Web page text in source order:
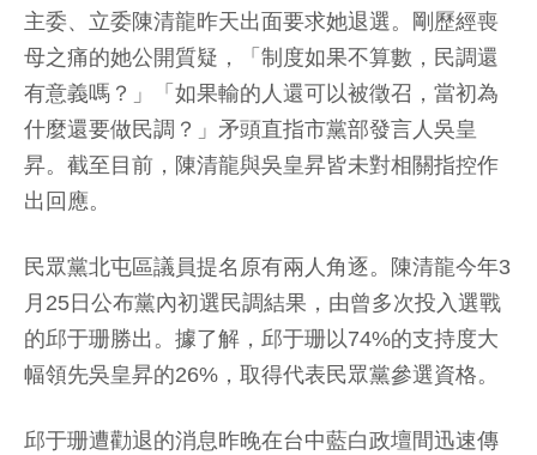
主委、立委陳清龍昨天出面要求她退選。剛歷經喪
母之痛的她公開質疑，「制度如果不算數，民調還
有意義嗎？」「如果輸的人還可以被徵召，當初為
什麼還要做民調？」矛頭直指市黨部發言人吳皇
昇。截至目前，陳清龍與吳皇昇皆未對相關指控作
出回應。
民眾黨北屯區議員提名原有兩人角逐。陳清龍今年3
月25日公布黨內初選民調結果，由曾多次投入選戰
的邱于珊勝出。據了解，邱于珊以74%的支持度大
幅領先吳皇昇的26%，取得代表民眾黨參選資格。
邱于珊遭勸退的消息昨晚在台中藍白政壇間迅速傳